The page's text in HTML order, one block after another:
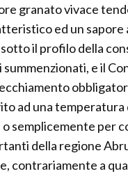
granato vivace
ed un sapore
il profilo della
e il
ad una
semplicemente per
della regione
contrariamente a